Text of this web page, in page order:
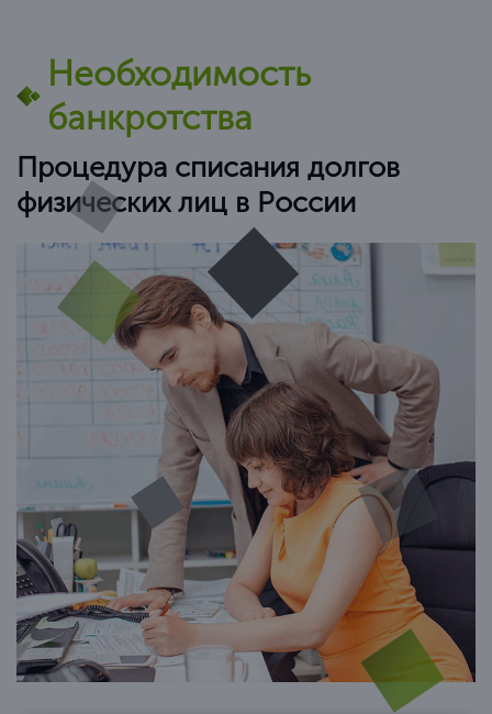
Необходимость
банкротства
Процедура списания долгов
физических лиц в России